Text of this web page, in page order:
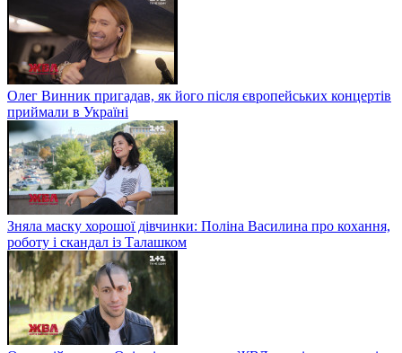
Олег Винник пригадав, як його після європейських концертів
приймали в Україні
Зняла маску хорошої дівчинки: Поліна Василина про кохання,
роботу і скандал із Талашком